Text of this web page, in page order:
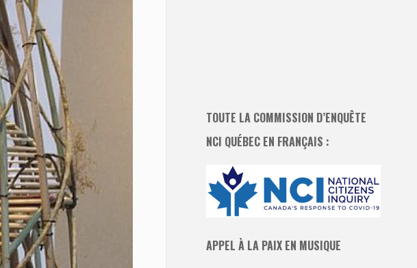
TOUTE LA COMMISSION D’ENQUÊTE
NCI QUÉBEC EN FRANÇAIS :
APPEL À LA PAIX EN MUSIQUE